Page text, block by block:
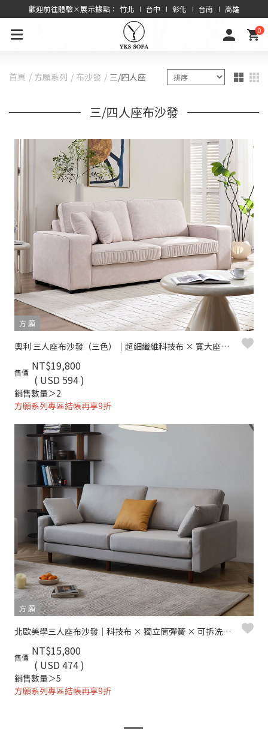
歡迎前往體驗×展示據點： 竹北 ∣ 台中 ∣ 彰化 ∣ 台南 ∣ 高雄
0
首頁 方願系列 布沙發 三/四人座
三/四人座布沙發
方 願
奧利 三人座布沙發（三色）｜超細纖維科技布 × 寬大座椅 × 現代簡約風 – 方願系列
售價 NT$19,800
( USD 594 )
銷售數量＞2
方願系列專區結帳再享9折
方 願
北歐美學三人座布沙發｜科技布 × 獨立筒彈簧 × 可拆洗布套 – 方願系列
售價 NT$15,800
( USD 474 )
銷售數量＞5
方願系列專區結帳再享9折